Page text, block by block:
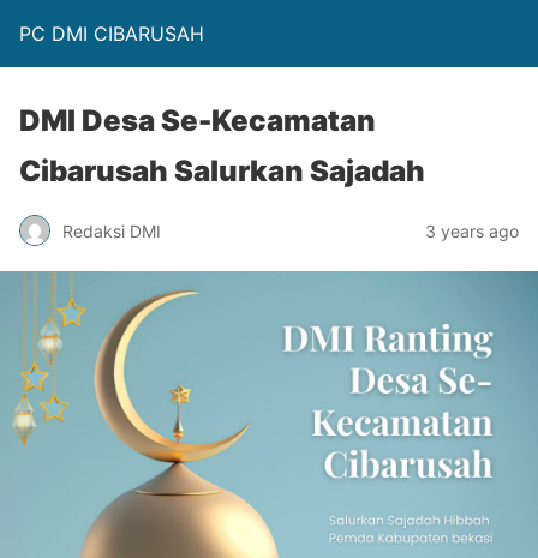
PC DMI CIBARUSAH
DMI Desa Se-Kecamatan
Cibarusah Salurkan Sajadah
Redaksi DMI 3 years ago